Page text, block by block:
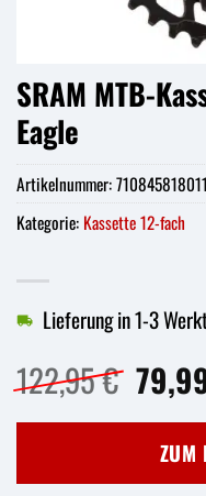
SRAM MTB-
Eagle
122,95€
Preis
war:
Lieferung in 1-3
ZUM
Artikelnummer:710845818011
Kategorie: Kassette 12-fach